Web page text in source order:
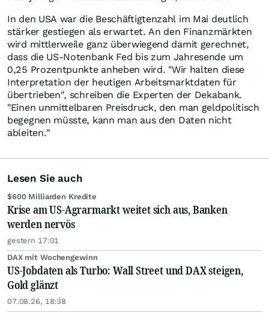
In den USA war die Beschäftigtenzahl im Mai deutlich
stärker gestiegen als erwartet. An den Finanzmärkten
wird mittlerweile ganz überwiegend damit gerechnet,
dass die US-Notenbank Fed bis zum Jahresende um
0,25 Prozentpunkte anheben wird. "Wir halten diese
Interpretation der heutigen Arbeitsmarktdaten für
übertrieben", schreiben die Experten der Dekabank.
"Einen unmittelbaren Preisdruck, den man geldpolitisch
begegnen müsste, kann man aus den Daten nicht
ableiten."
Lesen Sie auch
$600 Milliarden Kredite
Krise am US-Agrarmarkt weitet sich aus, Banken
werden nervös
gestern 17:01
DAX mit Wochengewinn
US-Jobdaten als Turbo: Wall Street und DAX steigen,
Gold glänzt
07.08.26, 18:38